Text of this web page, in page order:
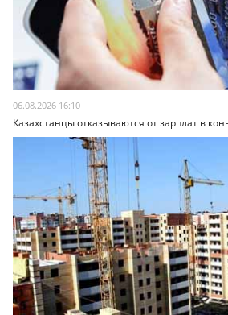
06.08.2026 16:10
Казахстанцы отказываются от зарплат в